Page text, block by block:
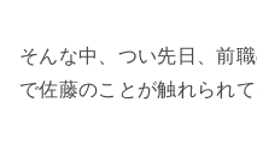
そんな中、つい先日、前
で佐藤のことが触れられて